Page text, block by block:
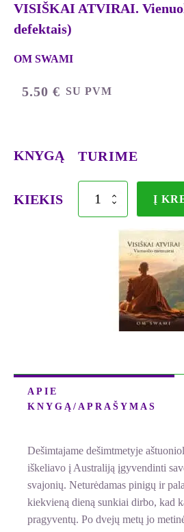
VISIŠKAI ATVIRAI.
defektais)
OM SWAMI
5.50 € SU PVM
KNYGĄ
KIEKIS
TURIME
produkto
kiekis:
VISIŠKAI
Į
APIE
KNYGĄ/APRAŠYMAS
Dešimtajame dešimtmetyje
iškeliavo į Australiją įgyvendinti
svajonių. Neturėdamas pinigų ir
kiekvieną dieną sunkiai dirbo, kad
pragyventų. Po dvejų metų jo